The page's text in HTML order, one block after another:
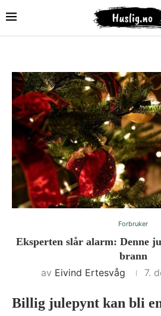
Forbruker
Eksperten slår alarm: Denne
brann
av Eivind Ertesvåg 7.
Billig julepynt kan bli